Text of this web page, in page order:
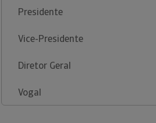
Presidente
Vice-Presidente
Diretor Geral
Vogal